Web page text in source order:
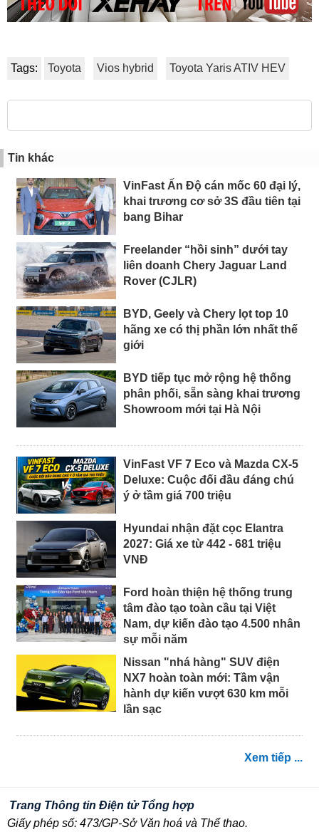
Tags: Toyota Vios hybrid Toyota Yaris ATIV HEV
Tin khác
VinFast Ấn Độ cán mốc 60 đại lý,
khai trương cơ sở 3S đầu tiên tại
bang Bihar
Freelander “hồi sinh” dưới tay
liên doanh Chery Jaguar Land
Rover (CJLR)
BYD, Geely và Chery lọt top 10
hãng xe có thị phần lớn nhất thế
giới
BYD tiếp tục mở rộng hệ thống
phân phối, sẵn sàng khai trương
Showroom mới tại Hà Nội
VinFast VF 7 Eco và Mazda CX-5
Deluxe: Cuộc đối đầu đáng chú
ý ở tầm giá 700 triệu
Hyundai nhận đặt cọc Elantra
2027: Giá xe từ 442 - 681 triệu
VNĐ
Ford hoàn thiện hệ thống trung
tâm đào tạo toàn cầu tại Việt
Nam, dự kiến đào tạo 4.500 nhân
sự mỗi năm
Nissan "nhá hàng" SUV điện
NX7 hoàn toàn mới: Tầm vận
hành dự kiến vượt 630 km mỗi
lần sạc
Xem tiếp ...
Trang Thông tin Điện tử Tổng hợp
Giấy phép số: 473/GP-Sở Văn hoá và Thể thao.